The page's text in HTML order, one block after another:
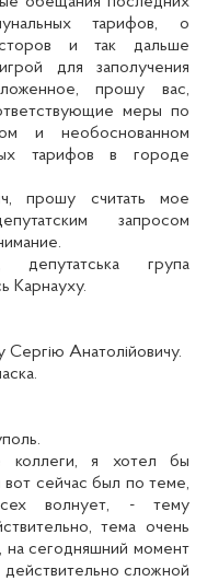
тарифов, о
и так дальше
для заполучения
прошу вас,
меры по
и необоснованном
тарифов в городе
прошу считать мое
запросом
група
Карнауху.
Сергію Анатолійовичу.
коллеги, я хотел бы
сейчас был по теме,
волнует, - тему
тема очень
на сегодняшний момент
сложной